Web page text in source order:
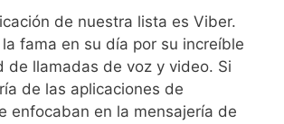
de nuestra lista es Viber.
fama en su día por su increíble
de llamadas de voz y video. Si
de las aplicaciones de
enfocaban en la mensajería de